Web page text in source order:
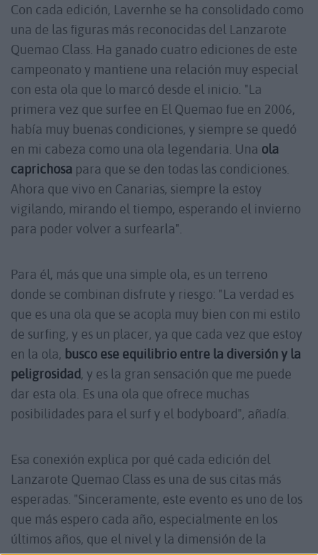
Con cada edición, Lavernhe se ha consolidado como
una de las figuras más reconocidas del Lanzarote
Quemao Class. Ha ganado cuatro ediciones de este
campeonato y mantiene una relación muy especial
con esta ola que lo marcó desde el inicio. "La
primera vez que surfee en El Quemao fue en 2006,
había muy buenas condiciones, y siempre se quedó
en mi cabeza como una ola legendaria. Una ola
caprichosa para que se den todas las condiciones.
Ahora que vivo en Canarias, siempre la estoy
vigilando, mirando el tiempo, esperando el invierno
para poder volver a surfearla".
Para él, más que una simple ola, es un terreno
donde se combinan disfrute y riesgo: "La verdad es
que es una ola que se acopla muy bien con mi estilo
de surfing, y es un placer, ya que cada vez que estoy
en la ola, busco ese equilibrio entre la diversión y la
peligrosidad, y es la gran sensación que me puede
dar esta ola. Es una ola que ofrece muchas
posibilidades para el surf y el bodyboard", añadía.
Esa conexión explica por qué cada edición del
Lanzarote Quemao Class es una de sus citas más
esperadas. "Sinceramente, este evento es uno de los
que más espero cada año, especialmente en los
últimos años, que el nivel y la dimensión de la